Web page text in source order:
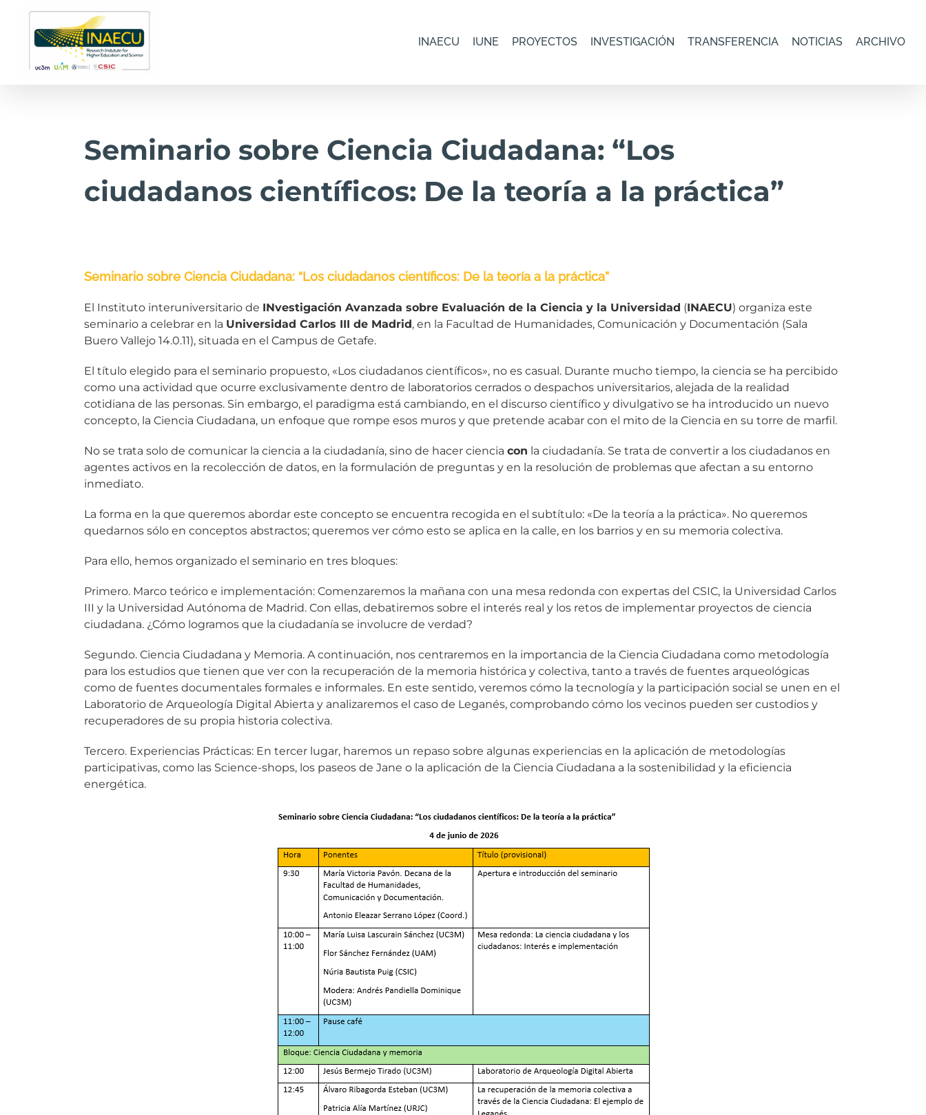
contenido
INAECU IUNE PROYECTOS INVESTIGACIÓN TRANSFERENCIA NOTICIAS ARCHIVO
Seminario sobre Ciencia Ciudadana: “Los
ciudadanos científicos: De la teoría a la práctica”
Seminario sobre Ciencia Ciudadana: “Los ciudadanos científicos: De la teoría a la práctica”
El Instituto interuniversitario de INvestigación Avanzada sobre Evaluación de la Ciencia y la Universidad (INAECU) organiza este
seminario a celebrar en la Universidad Carlos III de Madrid, en la Facultad de Humanidades, Comunicación y Documentación (Sala
Buero Vallejo 14.0.11), situada en el Campus de Getafe.
El título elegido para el seminario propuesto, «Los ciudadanos científicos», no es casual. Durante mucho tiempo, la ciencia se ha percibido
como una actividad que ocurre exclusivamente dentro de laboratorios cerrados o despachos universitarios, alejada de la realidad
cotidiana de las personas. Sin embargo, el paradigma está cambiando, en el discurso científico y divulgativo se ha introducido un nuevo
concepto, la Ciencia Ciudadana, un enfoque que rompe esos muros y que pretende acabar con el mito de la Ciencia en su torre de marfil.
No se trata solo de comunicar la ciencia a la ciudadanía, sino de hacer ciencia con la ciudadanía. Se trata de convertir a los ciudadanos en
agentes activos en la recolección de datos, en la formulación de preguntas y en la resolución de problemas que afectan a su entorno
inmediato.
La forma en la que queremos abordar este concepto se encuentra recogida en el subtítulo: «De la teoría a la práctica». No queremos
quedarnos sólo en conceptos abstractos; queremos ver cómo esto se aplica en la calle, en los barrios y en su memoria colectiva.
Para ello, hemos organizado el seminario en tres bloques:
Primero. Marco teórico e implementación: Comenzaremos la mañana con una mesa redonda con expertas del CSIC, la Universidad Carlos
III y la Universidad Autónoma de Madrid. Con ellas, debatiremos sobre el interés real y los retos de implementar proyectos de ciencia
ciudadana. ¿Cómo logramos que la ciudadanía se involucre de verdad?
Segundo. Ciencia Ciudadana y Memoria. A continuación, nos centraremos en la importancia de la Ciencia Ciudadana como metodología
para los estudios que tienen que ver con la recuperación de la memoria histórica y colectiva, tanto a través de fuentes arqueológicas
como de fuentes documentales formales e informales. En este sentido, veremos cómo la tecnología y la participación social se unen en el
Laboratorio de Arqueología Digital Abierta y analizaremos el caso de Leganés, comprobando cómo los vecinos pueden ser custodios y
recuperadores de su propia historia colectiva.
Tercero. Experiencias Prácticas: En tercer lugar, haremos un repaso sobre algunas experiencias en la aplicación de metodologías
participativas, como las Science-shops, los paseos de Jane o la aplicación de la Ciencia Ciudadana a la sostenibilidad y la eficiencia
energética.